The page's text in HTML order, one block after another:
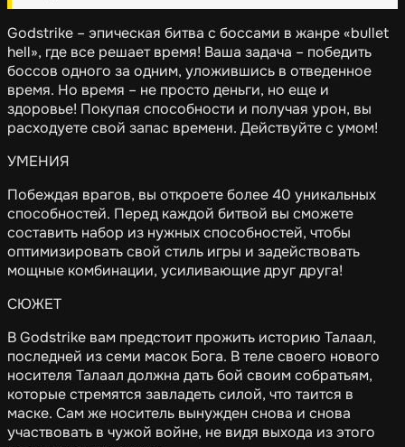
Godstrike – эпическая битва с боссами в жанре «bullet
hell», где все решает время! Ваша задача – победить
боссов одного за одним, уложившись в отведенное
время. Но время – не просто деньги, но еще и
здоровье! Покупая способности и получая урон, вы
расходуете свой запас времени. Действуйте с умом!
УМЕНИЯ
Побеждая врагов, вы откроете более 40 уникальных
способностей. Перед каждой битвой вы сможете
составить набор из нужных способностей, чтобы
оптимизировать свой стиль игры и задействовать
мощные комбинации, усиливающие друг друга!
СЮЖЕТ
В Godstrike вам предстоит прожить историю Талаал,
последней из семи масок Бога. В теле своего нового
носителя Талаал должна дать бой своим собратьям,
которые стремятся завладеть силой, что таится в
маске. Сам же носитель вынужден снова и снова
участвовать в чужой войне, не видя выхода из этого